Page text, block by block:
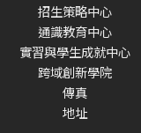
招生策略中心
通識教育中心
實習與學生成就中心
跨域創新學院
傳真
地址